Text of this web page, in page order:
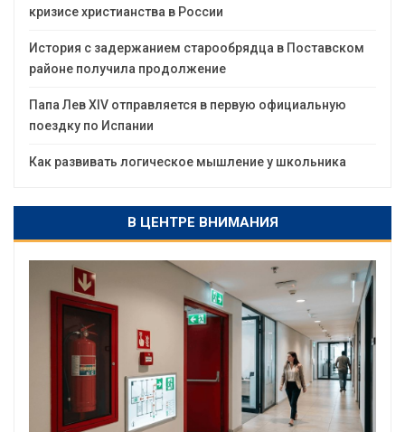
кризисе христианства в России
История с задержанием старообрядца в Поставском
районе получила продолжение
Папа Лев XIV отправляется в первую официальную
поездку по Испании
Как развивать логическое мышление у школьника
В ЦЕНТРЕ ВНИМАНИЯ